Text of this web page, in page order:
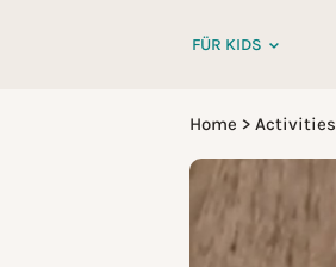
FÜR KIDS
Home > Activities